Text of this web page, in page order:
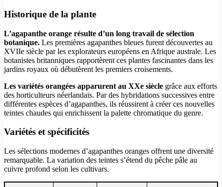
Historique de la plante
L’agapanthe orange résulte d’un long travail de sélection
botanique. Les premières agapanthes bleues furent découvertes au
XVIIe siècle par les explorateurs européens en Afrique australe. Les
botanistes britanniques rapportèrent ces plantes fascinantes dans les
jardins royaux où débutèrent les premiers croisements.
Les variétés orangées apparurent au XXe siècle grâce aux efforts
des horticulteurs néerlandais. Par des hybridations successives entre
différentes espèces d’agapanthes, ils réussirent à créer ces nouvelles
teintes chaudes qui enrichissent la palette chromatique du genre.
Variétés et spécificités
Les sélections modernes d’agapanthes oranges offrent une diversité
remarquable. La variation des teintes s’étend du pêche pâle au
cuivre profond selon les cultivars.